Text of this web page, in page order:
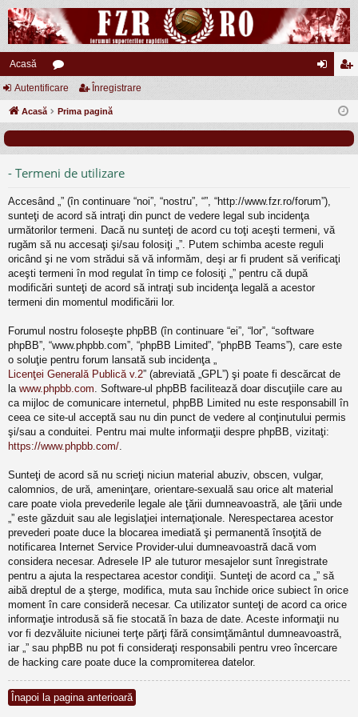
Acasă
or
u eg
Autentificare Înregistrare
Acasă Prima pagină
- Termeni de utilizare
Accesând „” (în continuare “noi”, “nostru”, “”, “http://www.fzr.ro/forum”),
sunteţi de acord să intraţi din punct de vedere legal sub incidenţa
următorilor termeni. Dacă nu sunteţi de acord cu toţi aceşti termeni, vă
rugăm să nu accesaţi şi/sau folosiţi „”. Putem schimba aceste reguli
oricând şi ne vom strădui să vă informăm, deşi ar fi prudent să verificaţi
aceşti termeni în mod regulat în timp ce folosiţi „” pentru că după
modificări sunteţi de acord să intraţi sub incidenţa legală a acestor
termeni din momentul modificării lor.
Forumul nostru foloseşte phpBB (în continuare “ei”, “lor”, “software
phpBB”, “www.phpbb.com”, “phpBB Limited”, “phpBB Teams”), care este
o soluţie pentru forum lansată sub incidenţa „
Licenţei Generală Publică v.2” (abreviată „GPL”) şi poate fi descărcat de
la www.phpbb.com . Software-ul phpBB facilitează doar discuţiile care au
ca mijloc de comunicare internetul, phpBB Limited nu este responsabill în
ceea ce site-ul acceptă sau nu din punct de vedere al conţinutului permis
şi/sau a conduitei. Pentru mai multe informaţii despre phpBB, vizitaţi:
https://www.phpbb.com/
Sunteţi de acord să nu scrieţi niciun material abuziv, obscen, vulgar,
calomnios, de ură, ameninţare, orientare-sexuală sau orice alt material
care poate viola prevederile legale ale ţării dumneavoastră, ale ţării unde
„” este găzduit sau ale legislaţiei internaţionale. Nerespectarea acestor
prevederi poate duce la blocarea imediată şi permanentă însoţită de
notificarea Internet Service Provider-ului dumneavoastră dacă vom
considera necesar. Adresele IP ale tuturor mesajelor sunt înregistrate
pentru a ajuta la respectarea acestor condiţii. Sunteţi de acord ca „” să
aibă dreptul de a şterge, modifica, muta sau închide orice subiect în orice
moment în care consideră necesar. Ca utilizator sunteţi de acord ca orice
informaţie introdusă să fie stocată în baza de date. Aceste informaţii nu
vor fi dezvăluite niciunei terţe părţi fără consimţământul dumneavoastră,
iar „” sau phpBB nu pot fi consideraţi responsabili pentru vreo încercare
de hacking care poate duce la compromiterea datelor.
Înapoi la pagina anterioară